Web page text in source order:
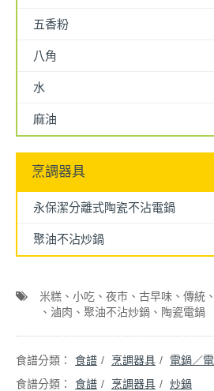
五香粉
八角
水
麻油
烹調器具
永保潔分離式陶瓷不沾電鍋
聚油不沾炒鍋
米糕 小吃 夜市 古早味 傳統
滷肉
聚油不沾炒鍋 陶瓷電鍋
食譜 烹調器具
電鍋／
食譜
烹調器具 炒鍋